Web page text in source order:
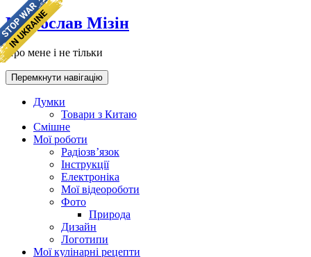
Мирослав Мізін
Про мене і не тільки
Перемкнути навігацію
Думки
Товари з Китаю
Смішне
Мої роботи
Радіозв’язок
Інструкції
Електроніка
Мої відеороботи
Фото
Природа
Дизайн
Логотипи
Мої кулінарні рецепти